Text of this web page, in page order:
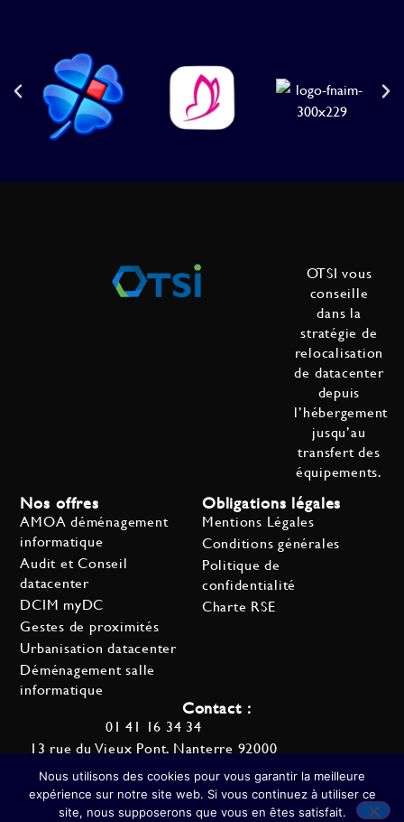
OTSI vous
conseille
dans la
stratégie de
relocalisation
de datacenter
depuis
l’hébergement
jusqu’au
transfert des
équipements.
Nos offres
AMOA déménagement
informatique
Audit et Conseil
datacenter
DCIM myDC
Gestes de proximités
Urbanisation datacenter
Déménagement salle
informatique
Obligations légales
Mentions Légales
Conditions générales
Politique de
confidentialité
Charte RSE
Contact :
01 41 16 34 34
13 rue du Vieux Pont, Nanterre 92000
contact@otsi.fr
Immeuble GreenPark
Nous utilisons des cookies pour vous garantir la meilleure
expérience sur notre site web. Si vous continuez à utiliser ce
site, nous supposerons que vous en êtes satisfait.